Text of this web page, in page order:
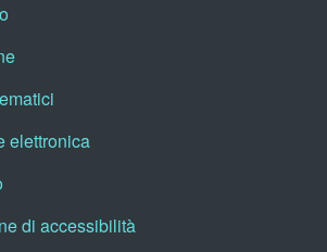
elettronica
di accessibilità